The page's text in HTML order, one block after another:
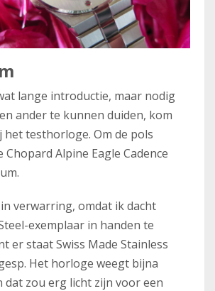
lange introductie, maar nodig
ander te kunnen duiden, kom
het testhorloge. Om de pols
Chopard Alpine Eagle Cadence
verwarring, omdat ik dacht
exemplaar in handen te
er staat Swiss Made Stainless
Het horloge weegt bijna
dat zou erg licht zijn voor een